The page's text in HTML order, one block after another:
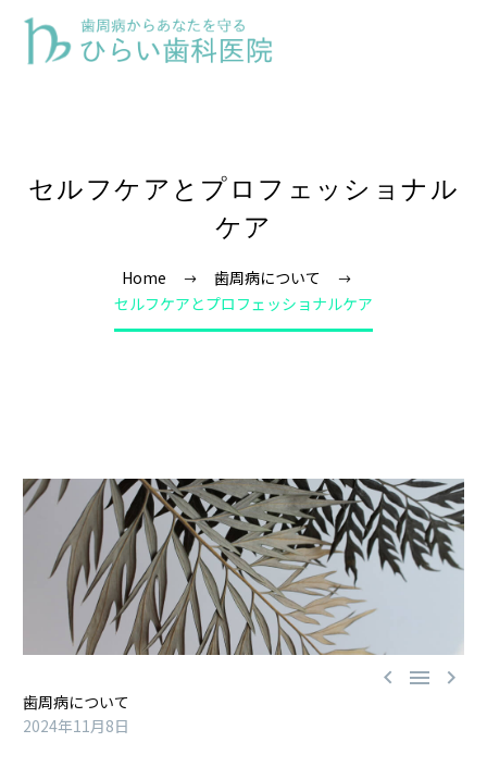
セルフケアとプロフェッショナル
ケア
Home
歯周病について
セルフケアとプロフェッショナルケア
  
歯周病について
2024年11月8日